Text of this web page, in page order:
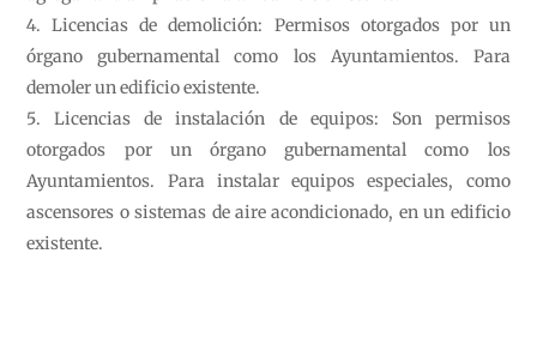
Licencias de demolición: Permisos otorgados por un
órgano gubernamental como los Ayuntamientos. Para
demoler un edificio existente.
Licencias de instalación de equipos: Son permisos
otorgados por un órgano gubernamental como los
Ayuntamientos. Para instalar equipos especiales, como
ascensores o sistemas de aire acondicionado, en un edificio
existente.